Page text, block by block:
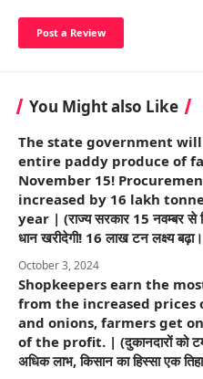
You Might also Like
The state government
entire paddy produce of
November 15!
increased by 16 lakh
year | (राज्य सरकार 15 नवम्बर से
धान खरीदेगी! 16 लाख टन लक्ष्य
October 3, 2024
Shopkeepers earn the
from the increased prices
and onions, farmers get
of the profit. | (दुकानदारों को
अधिक लाभ, किसान का हिस्सा एक